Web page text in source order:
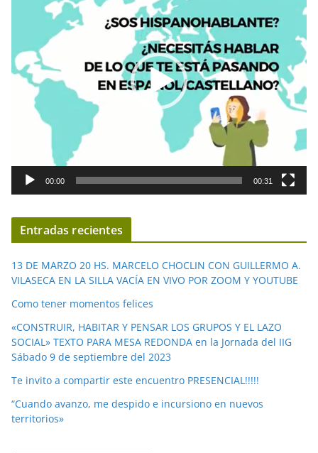
d
d
í
d
e
o
00:00 00:31
Entradas recientes
13 DE MARZO 20 HS. MARCELO CHOCLIN CON GUILLERMO A.
VILASECA EN LA SILLA VACÍA EN VIVO POR ZOOM Y YOUTUBE
Como tener momentos felices
«CONSTRUIR, HABITAR Y PENSAR LOS GRUPOS Y EL LAZO
SOCIAL» TEXTO PARA MESA REDONDA en la Jornada del IIG
Sábado 9 de septiembre del 2023
Te invito a compartir este encuentro PRESENCIAL!!!!!
“Cuando avanzo, me despido e incursiono en nuevos
territorios»